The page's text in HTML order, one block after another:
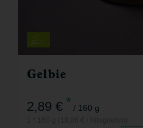
Gelbie
2,89 € * / 160 g